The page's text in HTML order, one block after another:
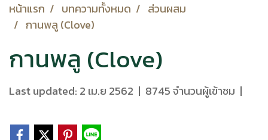
หน้าแรก บทความทั้งหมด
ส่วนผสม
กานพลู (Clove)
กานพลู (Clove)
Last updated: 2 เม.ย 2562 | 8745 จำนวนผู้เข้าชม |